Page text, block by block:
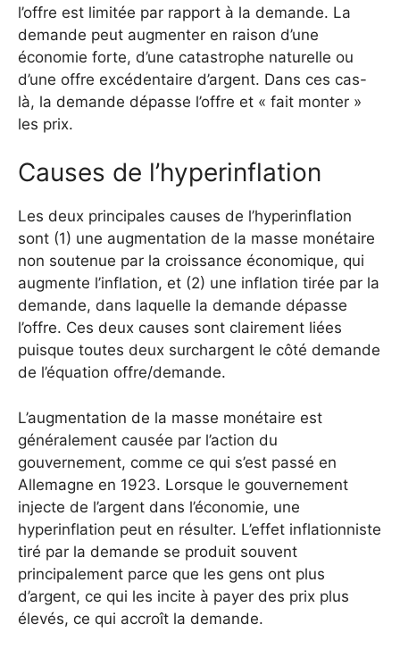
l’offre est limitée par rapport à la demande. La
demande peut augmenter en raison d’une
économie forte, d’une catastrophe naturelle ou
d’une offre excédentaire d’argent. Dans ces cas-
là, la demande dépasse l’offre et « fait monter »
les prix.
Causes de l’hyperinflation
Les deux principales causes de l’hyperinflation
sont (1) une augmentation de la masse monétaire
non soutenue par la croissance économique, qui
augmente l’inflation, et (2) une inflation tirée par la
demande, dans laquelle la demande dépasse
l’offre. Ces deux causes sont clairement liées
puisque toutes deux surchargent le côté demande
de l’équation offre/demande.
L’augmentation de la masse monétaire est
généralement causée par l’action du
gouvernement, comme ce qui s’est passé en
Allemagne en 1923. Lorsque le gouvernement
injecte de l’argent dans l’économie, une
hyperinflation peut en résulter. L’effet inflationniste
tiré par la demande se produit souvent
principalement parce que les gens ont plus
d’argent, ce qui les incite à payer des prix plus
élevés, ce qui accroît la demande.